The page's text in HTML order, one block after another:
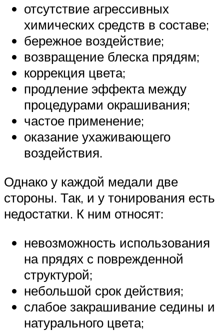
отсутствие агрессивных
химических средств в составе;
бережное воздействие;
возвращение блеска прядям;
коррекция цвета;
продление эффекта между
процедурами окрашивания;
частое применение;
оказание ухаживающего
воздействия.
Однако у каждой медали две
стороны. Так, и у тонирования есть
недостатки. К ним относят:
невозможность использования
на прядях с поврежденной
структурой;
небольшой срок действия;
слабое закрашивание седины и
натурального цвета;